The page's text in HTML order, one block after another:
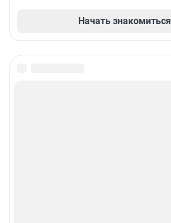
Начать знакомиться